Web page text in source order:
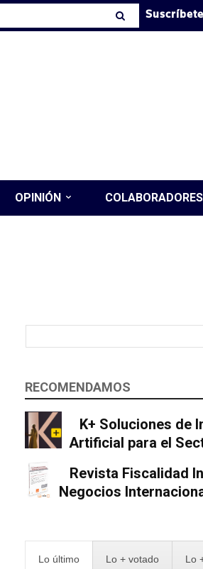
OPINIÓN COLABORADORES
RECOMENDAMOS
K+ Soluciones de
Artificial para el
Revista Fiscalidad
Negocios
Lo último Lo + votado Lo